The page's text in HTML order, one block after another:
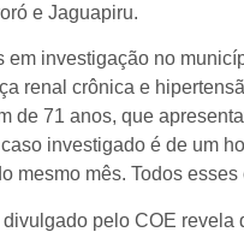
e Jaguapiru.
em investigação no
renal crônica e
de 71 anos, que
investigado é de um
mesmo mês. Todos
pelo COE